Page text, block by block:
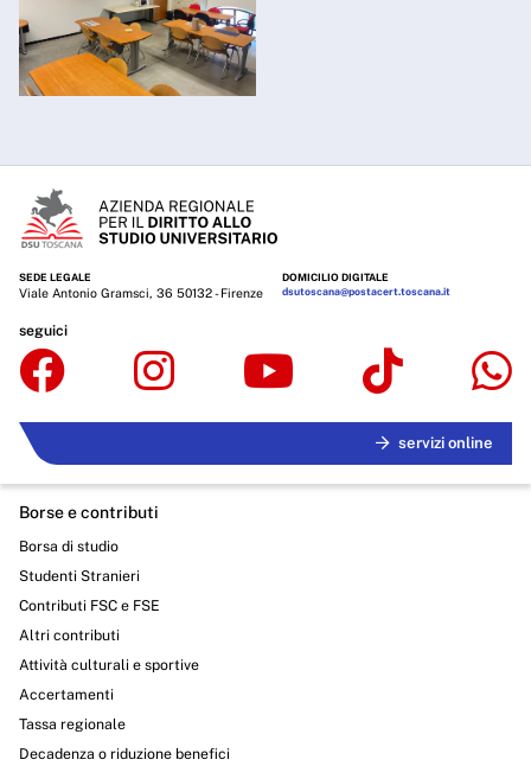
SEDE LEGALE
Viale Antonio Gramsci, 36 50132 - Firenze
DOMICILIO DIGITALE
dsutoscana@postacert.toscana.it
seguici
servizi online
Borse e contributi
Borsa di studio
Studenti Stranieri
Contributi FSC e FSE
Altri contributi
Attività culturali e sportive
Accertamenti
Tassa regionale
Decadenza o riduzione benefici